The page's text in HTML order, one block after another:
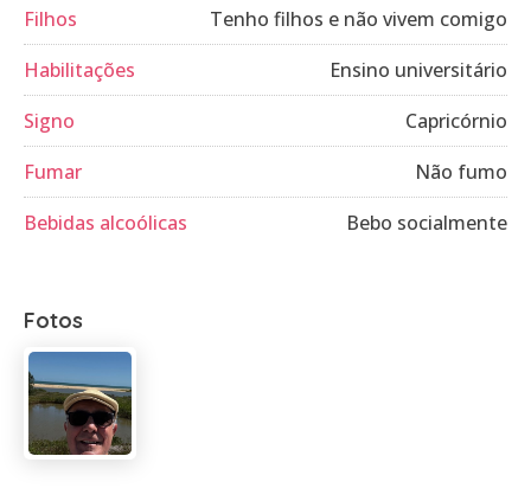
Filhos
Tenho filhos e não vivem comigo
Habilitações
Ensino universitário
Signo
Capricórnio
Fumar
Não fumo
Bebidas alcoólicas
Bebo socialmente
Fotos